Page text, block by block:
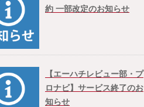
約 一部改定のお知らせ
【エーハチレビュー部・プ
ロナビ】サービス終了のお
知らせ